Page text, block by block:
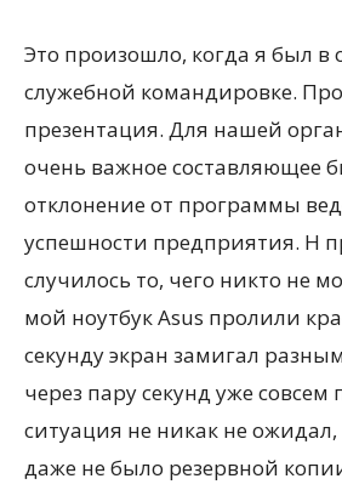
Это произошло, когда я был в
служебной командировке.
презентация. Для нашей
очень важное составляющее
отклонение от программы
успешности предприятия. Н
случилось то, чего никто не
мой ноутбук Asus пролили
секунду экран замигал
через пару секунд уже совсем
ситуация не никак не ожидал,
даже не было резервной